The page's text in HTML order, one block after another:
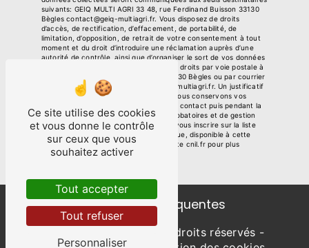
suivants: GEIQ MULTI AGRI 33 48, rue Ferdinand Buisson 33130
Bègles contact@geiq-multiagri.fr. Vous disposez de droits
d’accès, de rectification, d’effacement, de portabilité, de
limitation, d’opposition, de retrait de votre consentement à tout
moment et du droit d’introduire une réclamation auprès d’une
autorité de contrôle, ainsi que d’organiser le sort de vos données
post-mortem. Vous pouvez exercer ces droits par voie postale à
l'adresse 48, rue Ferdinand Buisson 33130 Bègles ou par courrier
électronique à l'adresse contact@geiq-multiagri.fr. Un justificatif
d'identité pourra vous être demandé. Nous conservons vos
données pendant la période de prise de contact puis pendant la
durée de prescription légale aux fins probatoires et de gestion
des contentieux. Vous avez le droit de vous inscrire sur la liste
d'opposition au démarchage téléphonique, disponible à cette
adresse:Bloctel.gouv.fr. Consultez le site cnil.fr pour plus
d’informations sur vos droits.
Recherches fréquentes
- 2026 - Tous droits réservés -
Ce site utilise des cookies
et vous donne le contrôle
sur ceux que vous
souhaitez activer
Tout accepter
Tout refuser
Personnaliser